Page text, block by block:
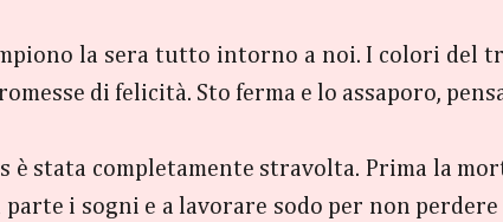
la sera tutto intorno a noi. I colori del
di felicità. Sto ferma e lo assaporo,
è stata completamente stravolta. Prima la
i sogni e a lavorare sodo per non